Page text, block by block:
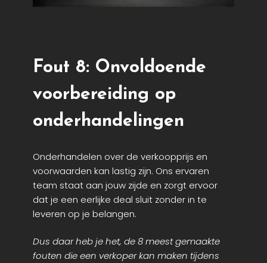
Fout 8: Onvoldoende
voorbereiding op
onderhandelingen
Onderhandelen over de verkoopprijs en
voorwaarden kan lastig zijn. Ons ervaren
team staat aan jouw zijde en zorgt ervoor
dat je een eerlijke deal sluit zonder in te
leveren op je belangen.
Dus daar heb je het, de 8 meest gemaakte
fouten die een verkoper kan maken tijdens